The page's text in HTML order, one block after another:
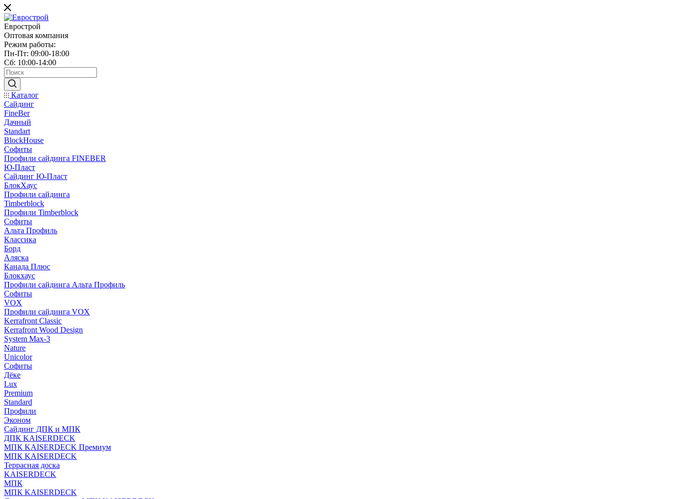
Еврострой
Оптовая компания
Режим работы:
Пн-Пт: 09:00-18:00
Сб: 10:00-14:00
Каталог
Сайдинг
FineBer
Дачный
Standart
BlockHouse
Софиты
Профили сайдинга FINEBER
Ю-Пласт
Сайдинг Ю-Пласт
БлокХаус
Профили сайдинга
Timberblock
Профили Timberblock
Софиты
Альта Профиль
Классика
Борд
Аляска
Канада Плюс
Блокхаус
Профили сайдинга Альта Профиль
Софиты
VOX
Профили сайдинга VOX
Kerrafront Classic
Kerrafront Wood Design
System Max-3
Nature
Unicolor
Софиты
Дёке
Lux
Premium
Standard
Профили
Эконом
Сайдинг ДПК и МПК
ДПК KAISERDECK
МПК KAISERDECK Премиум
МПК KAISERDECK
Террасная доска
KAISERDECK
МПК
МПК KAISERDECK